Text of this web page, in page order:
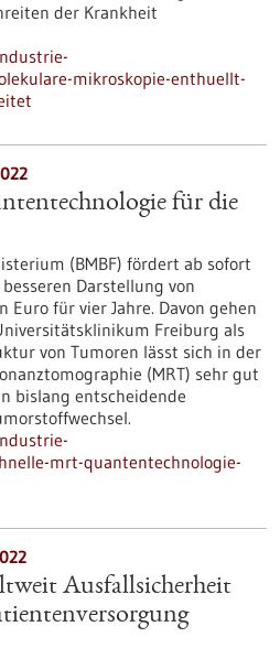
der Krankheit
mikroskopie-enthuellt-
für die
(BMBF) fördert ab sofort
Darstellung von
für vier Jahre. Davon gehen
Freiburg als
von Tumoren lässt sich in der
(MRT) sehr gut
bislang entscheidende
mrt-quantentechnologie-
Ausfallsicherheit